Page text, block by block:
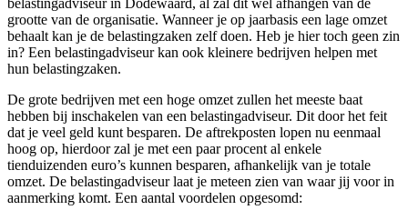
belastingadviseur in Dodewaard, al zal dit wel afhangen van de
grootte van de organisatie. Wanneer je op jaarbasis een lage omzet
behaalt kan je de belastingzaken zelf doen. Heb je hier toch geen zin
in? Een belastingadviseur kan ook kleinere bedrijven helpen met
hun belastingzaken.
De grote bedrijven met een hoge omzet zullen het meeste baat
hebben bij inschakelen van een belastingadviseur. Dit door het feit
dat je veel geld kunt besparen. De aftrekposten lopen nu eenmaal
hoog op, hierdoor zal je met een paar procent al enkele
tienduizenden euro’s kunnen besparen, afhankelijk van je totale
omzet. De belastingadviseur laat je meteen zien van waar jij voor in
aanmerking komt. Een aantal voordelen opgesomd: